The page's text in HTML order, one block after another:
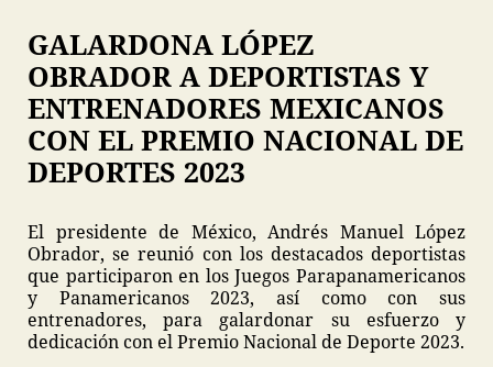
GALARDONA LÓPEZ
OBRADOR A DEPORTISTAS Y
ENTRENADORES MEXICANOS
CON EL PREMIO NACIONAL DE
DEPORTES 2023
El presidente de México, Andrés Manuel López
Obrador, se reunió con los destacados deportistas
que participaron en los Juegos Parapanamericanos
y Panamericanos 2023, así como con sus
entrenadores, para galardonar su esfuerzo y
dedicación con el Premio Nacional de Deporte 2023.